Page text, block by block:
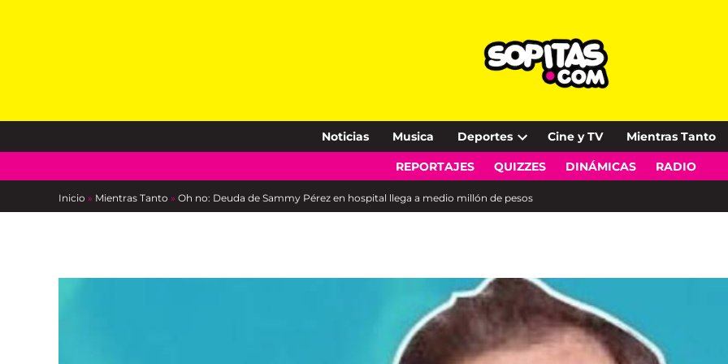
Noticias Musica Deportes
Open
dropdown
Cine y TV Mientras Tanto
REPORTAJES QUIZZES DINÁMICAS RADIO
Inicio » Mientras Tanto » Oh no: Deuda de Sammy Pérez en hospital llega a medio millón de pesos